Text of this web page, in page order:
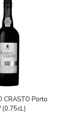
CRASTO Porto
(0.75cL)